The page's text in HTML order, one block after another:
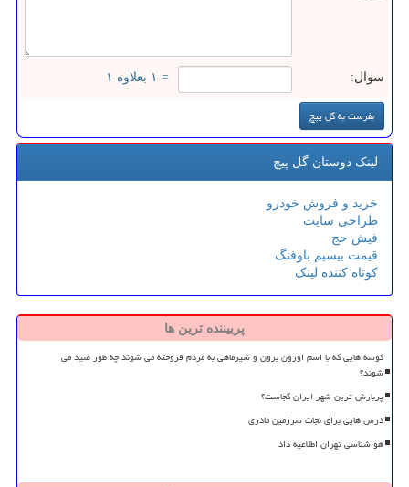
سوال: = ۱ بعلاوه ۱
لینک دوستان گل پیچ
خرید و فروش خودرو
طراحی سایت
فیش حج
قیمت بیسیم باوفنگ
کوتاه کننده لینک
پربیننده ترین ها
کوسه هایی که با اسم اوزون برون و شیرماهی به مردم فروخته می شوند چه طور صید می
شوند؟
پربارش ترین شهر ایران کجاست؟
درس هایی برای نجات سرزمین مادری
هواشناسی تهران اطلاعیه داد